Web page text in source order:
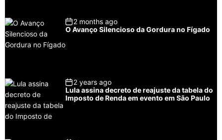
2 months ago
O Avanço Silencioso da Gordura no Fígado
2 years ago
Lula assina decreto de reajuste da tabela do
Imposto de Renda em evento em São Paulo